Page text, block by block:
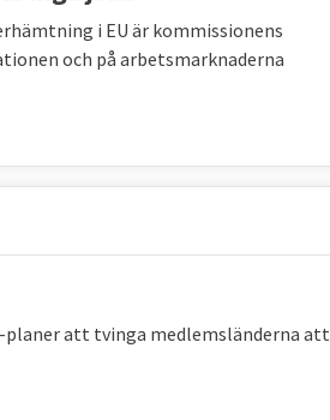
i EU är kommissionens
och på arbetsmarknaderna
planer att tvinga medlemsländerna att